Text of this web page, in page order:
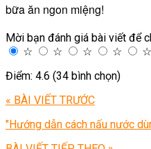
bữa ăn ngon miệng!
Mời bạn đánh giá bài viết để
☆
☆ ☆ ☆
☆
Điểm: 4.6 (34 bình chọn)
« BÀI VIẾT TRƯỚC
"Hướng dẫn cách nấu nước